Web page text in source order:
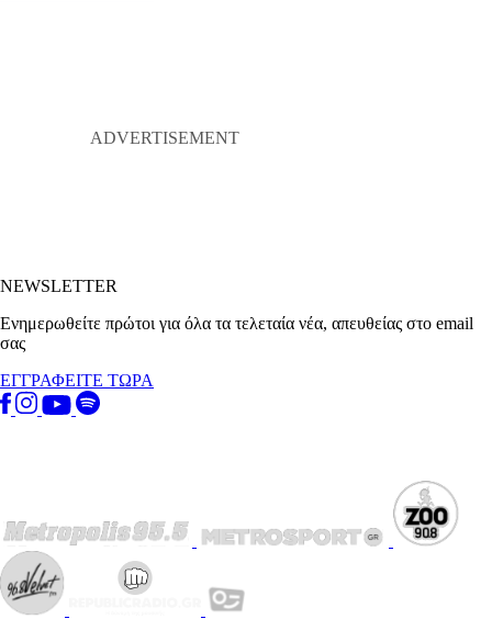
NEWSLETTER
Ενημερωθείτε πρώτοι για όλα τα τελεταία νέα, απευθείας στο email
σας
ΕΓΓΡΑΦΕΙΤΕ ΤΩΡΑ